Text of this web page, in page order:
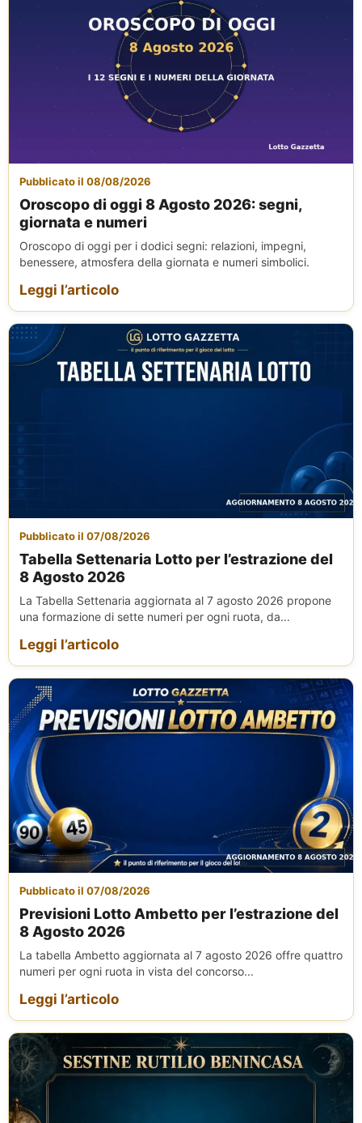
Pubblicato il 08/08/2026
Oroscopo di oggi 8 Agosto 2026: segni,
giornata e numeri
Oroscopo di oggi per i dodici segni: relazioni, impegni,
benessere, atmosfera della giornata e numeri simbolici.
Leggi l’articolo
Pubblicato il 07/08/2026
Tabella Settenaria Lotto per l’estrazione del
8 Agosto 2026
La Tabella Settenaria aggiornata al 7 agosto 2026 propone
una formazione di sette numeri per ogni ruota, da...
Leggi l’articolo
Pubblicato il 07/08/2026
Previsioni Lotto Ambetto per l’estrazione del
8 Agosto 2026
La tabella Ambetto aggiornata al 7 agosto 2026 offre quattro
numeri per ogni ruota in vista del concorso...
Leggi l’articolo